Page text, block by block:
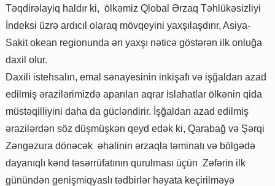
Təqdirəlayiq haldır ki, ölkəmiz Qlobal Ərzaq Təhlükəsizliyi
İndeksi üzrə ardıcıl olaraq mövqeyini yaxşılaşdırır, Asiya-
Sakit okean regionunda ən yaxşı nəticə göstərən ilk onluğa
daxil olur.
Daxili istehsalın, emal sənayesinin inkişafı və işğaldan azad
edilmiş ərazilərimizdə aparılan aqrar islahatlar ölkənin qida
müstəqilliyini daha da gücləndirir. İşğaldan azad edilmiş
ərazilərdən söz düşmüşkən qeyd edək ki, Qarabağ və Şərqi
Zəngəzura dönəcək əhalinin ərzaqla təminatı və bölgədə
dayanıqlı kənd təsərrüfatının qurulması üçün Zəfərin ilk
günündən genişmiqyaslı tədbirlər həyata keçirilməyə